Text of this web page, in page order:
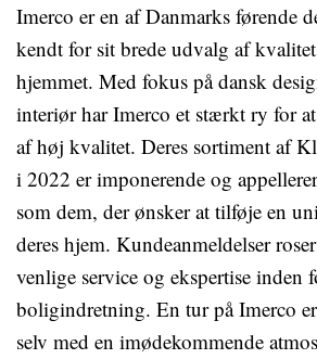
Imerco er en af Danmarks førende
kendt for sit brede udvalg af
hjemmet. Med fokus på dansk
interiør har Imerco et stærkt ry for
af høj kvalitet. Deres sortiment af
i 2022 er imponerende og
som dem, der ønsker at tilføje en
deres hjem. Kundeanmeldelser
venlige service og ekspertise inden
boligindretning. En tur på Imerco
selv med en imødekommende